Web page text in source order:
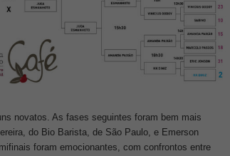
novatos. As fases seguintes foram bem mais
do Bio Barista, de São Paulo, e Emerson
foram emocionantes, com confrontos entre